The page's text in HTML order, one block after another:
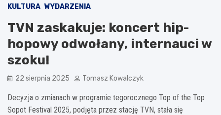
KULTURA WYDARZENIA
TVN zaskakuje: koncert hip-
hopowy odwołany, internauci w
szoku!
22 sierpnia 2025 Tomasz Kowalczyk
Decyzja o zmianach w programie tegorocznego Top of the Top
Sopot Festival 2025, podjęta przez stację TVN, stała się